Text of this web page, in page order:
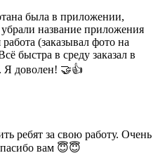
была в приложении,
название приложения
(заказывал фото на
быстра в среду заказал в
Я доволен! 🤝👍
ребят за свою работу. Очень
вам 😇😇